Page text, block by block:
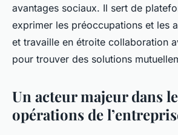
avantages sociaux. Il sert de
exprimer les préoccupations et les
et travaille en étroite collaboration
pour trouver des solutions
Un acteur majeur dans
opérations de